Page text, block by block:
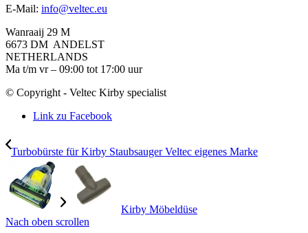
E-Mail: info@veltec.eu
Wanraaij 29 M
6673 DM ANDELST
NETHERLANDS
Ma t/m vr – 09:00 tot 17:00 uur
© Copyright - Veltec Kirby specialist
Link zu Facebook
Turbobürste für Kirby Staubsauger Veltec eigenes Marke
Kirby Möbeldüse
Nach oben scrollen